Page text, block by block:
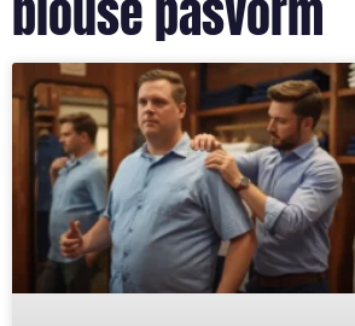
blouse pasvorm